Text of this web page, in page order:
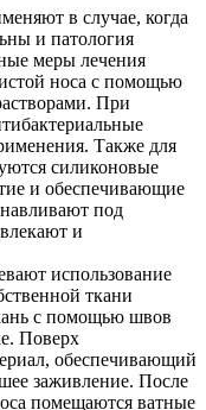
в случае, когда
и патология
меры лечения
носа с помощью
При
Также для
силиконовые
и обеспечивающие
под
и
использование
ткани
с помощью швов
Поверх
обеспечивающий
заживление. После
помещаются ватные